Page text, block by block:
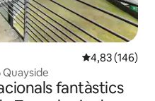
4,83 de
4,83 (146)
fantàstics